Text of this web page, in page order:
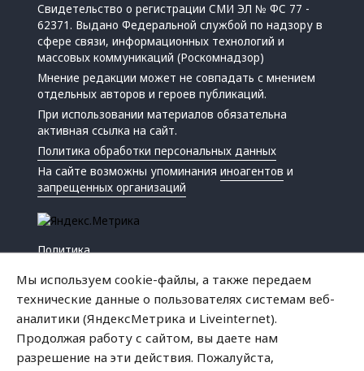
Свидетельство о регистрации СМИ ЭЛ № ФС 77 -
62371. Выдано Федеральной службой по надзору в
сфере связи, информационных технологий и
массовых коммуникаций (Роскомнадзор)
Мнение редакции может не совпадать с мнением
отдельных авторов и героев публикаций.
При использовании материалов обязательна
активная ссылка на сайт.
Политика обработки персональных данных
На сайте возможны упоминанияиноагентов и
запрещенных организаций
Политика
Мы используем cookie-файлы, а также передаем
технические данные о пользователях системам веб-
аналитики (ЯндексМетрика и Liveinternet).
Продолжая работу с сайтом, вы даете нам
разрешение на эти действия. Пожалуйста,